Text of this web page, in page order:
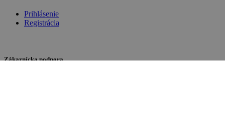
Prihlásenie
Registrácia
Zákaznícka podpora